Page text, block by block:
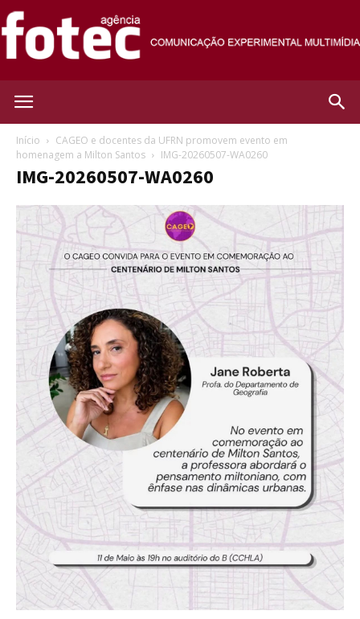
Fotec
Início
CAGEO e docentes da UFRN promovem evento em
homenagem a Milton Santos
IMG-20260507-WA0260
IMG-20260507-WA0260